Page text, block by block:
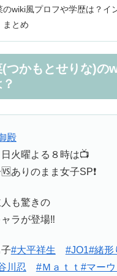
のwiki風プロフや学歴は？イ
まとめ
つかもとせりな)の
殿
火曜よる８時は📺
ありのまま女子SP❗️
も驚きの
ラが登場‼️
#大平祥生 #JO1#緒形
川忍 #Ｍａｔｔ #マー